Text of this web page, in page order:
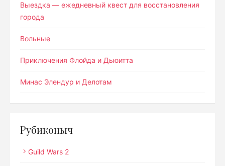
Выездка — ежедневный квест для восстановления
города
Вольные
Приключения Флойда и Дьюитта
Минас Элендур и Делотам
Рубиконыч
Guild Wars 2